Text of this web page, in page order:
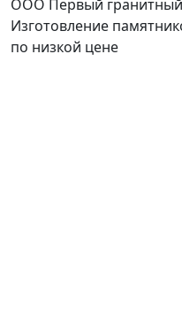
ООО Первый гранитный
Изготовление
по низкой цене